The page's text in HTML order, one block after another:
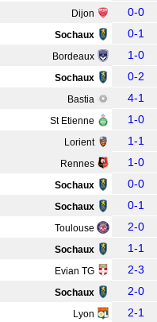
Dijon 0-0
Sochaux 0-1
Bordeaux 1-0
Sochaux 0-2
Bastia 4-1
St Etienne 1-0
Lorient 1-1
Rennes 1-0
Sochaux 0-0
Sochaux 0-1
Toulouse 2-0
Sochaux 1-1
Evian TG 2-3
Sochaux 2-0
Lyon 2-1